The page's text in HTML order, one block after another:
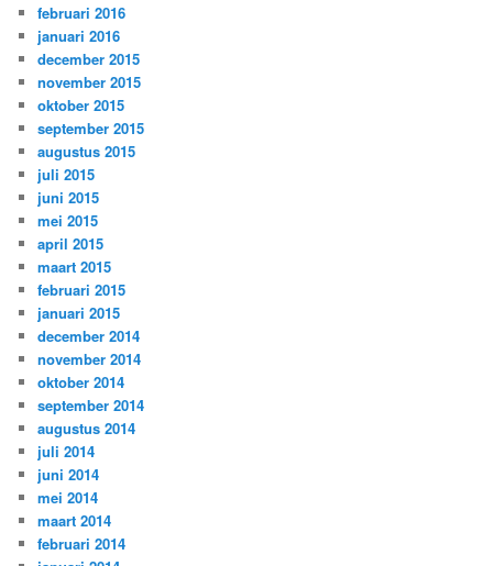
februari 2016
januari 2016
december 2015
november 2015
oktober 2015
september 2015
augustus 2015
juli 2015
juni 2015
mei 2015
april 2015
maart 2015
februari 2015
januari 2015
december 2014
november 2014
oktober 2014
september 2014
augustus 2014
juli 2014
juni 2014
mei 2014
maart 2014
februari 2014